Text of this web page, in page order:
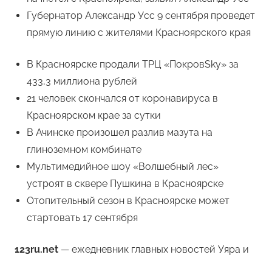
Губернатор Александр Усс 9 сентября проведет
прямую линию с жителями Красноярского края
В Красноярске продали ТРЦ «ПокровSky» за
433,3 миллиона рублей
21 человек скончался от коронавируса в
Красноярском крае за сутки
В Ачинске произошел разлив мазута на
глиноземном комбинате
Мультимедийное шоу «Волшебный лес»
устроят в сквере Пушкина в Красноярске
Отопительный сезон в Красноярске может
стартовать 17 сентября
123ru.net — ежедневник главных новостей Уяра и